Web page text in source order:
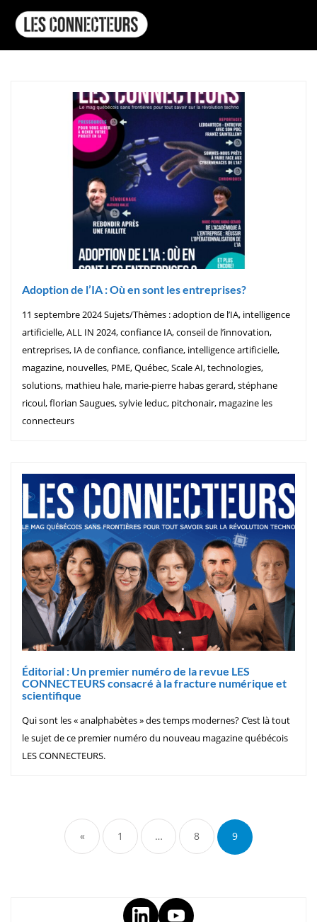
Adoption de l’IA : Où en sont les entreprises?
11 septembre 2024 Sujets/Thèmes : adoption de l’IA, intelligence
artificielle, ALL IN 2024, confiance IA, conseil de l’innovation,
entreprises, IA de confiance, confiance, intelligence artificielle,
magazine, nouvelles, PME, Québec, Scale AI, technologies,
solutions, mathieu hale, marie-pierre habas gerard, stéphane
ricoul, florian Saugues, sylvie leduc, pitchonair, magazine les
connecteurs
Éditorial : Un premier numéro de la revue LES
CONNECTEURS consacré à la fracture numérique et
scientifique
Qui sont les « analphabètes » des temps modernes? C’est là tout
le sujet de ce premier numéro du nouveau magazine québécois
LES CONNECTEURS.
« 1 … 8 9